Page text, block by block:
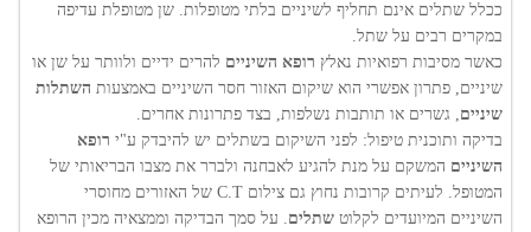
ככלל שתלים אינם תחליף לשיניים בלתי מטופלות. שן מטופלת עדיפה
במקרים רבים על שתל.
כאשר מסיבות רפואיות נאלץ רופא השיניים להרים ידיים ולוותר על שן או
שיניים, פתרון אפשרי הוא שיקום האזור חסר השיניים באמצעות השתלות
שיניים, גשרים או תותבות נשלפות, בצד פתרונות אחרים.
בדיקה ותוכנית טיפול: לפני השיקום בשתלים יש להיבדק ע"י רופא
השיניים המשקם על מנת להגיע לאבחנה ולברר את מצבו הבריאותי של
המטופל. לעיתים קרובות נחוץ גם צילום C.T של האזורים מחוסרי
השיניים המיועדים לקלוט שתלים. על סמך הבדיקה וממצאיה מכין הרופא